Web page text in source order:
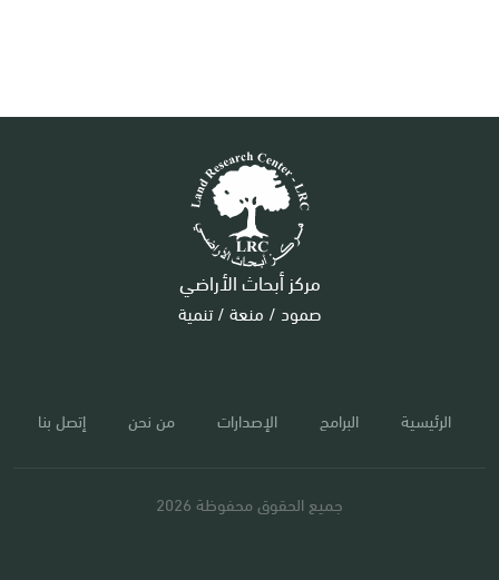
مركز أبحاث الأراضي
صمود / منعة / تنمية
الرئيسية البرامج الإصدارات من نحن إتصل بنا
جميع الحقوق محفوظة 2026